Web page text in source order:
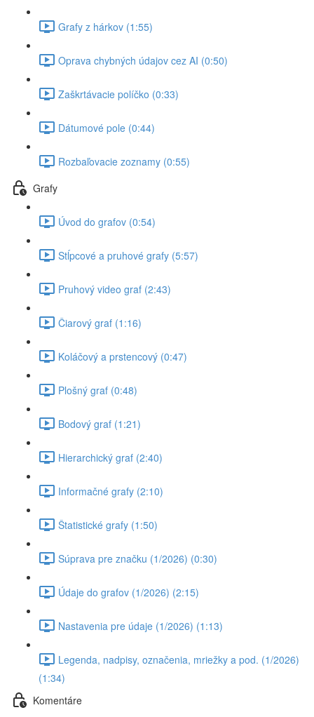
Grafy z hárkov (1:55)
Oprava chybných údajov cez AI (0:50)
Zaškrtávacie políčko (0:33)
Dátumové pole (0:44)
Rozbaľovacie zoznamy (0:55)
Grafy
Úvod do grafov (0:54)
Stĺpcové a pruhové grafy (5:57)
Pruhový video graf (2:43)
Čiarový graf (1:16)
Koláčový a prstencový (0:47)
Plošný graf (0:48)
Bodový graf (1:21)
Hierarchický graf (2:40)
Informačné grafy (2:10)
Štatistické grafy (1:50)
Súprava pre značku (1/2026) (0:30)
Údaje do grafov (1/2026) (2:15)
Nastavenia pre údaje (1/2026) (1:13)
Legenda, nadpisy, označenia, mriežky a pod. (1/2026)
(1:34)
Komentáre